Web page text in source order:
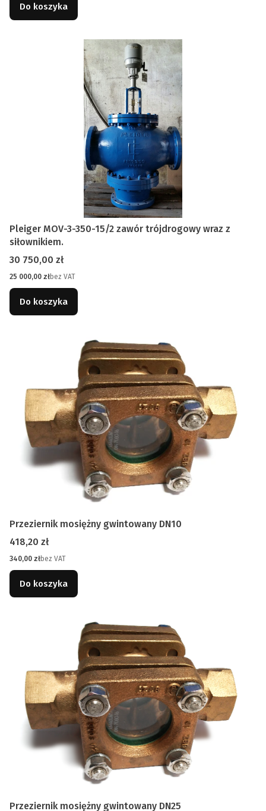
Do koszyka
Pleiger MOV-3-350-15/2 zawór trójdrogowy wraz z
siłownikiem.
Cena
30 750,00 zł
Cena
25 000,00 złbez VAT
Do koszyka
Przeziernik mosiężny gwintowany DN10
Cena
418,20 zł
Cena
340,00 złbez VAT
Do koszyka
Przeziernik mosiężny gwintowany DN25